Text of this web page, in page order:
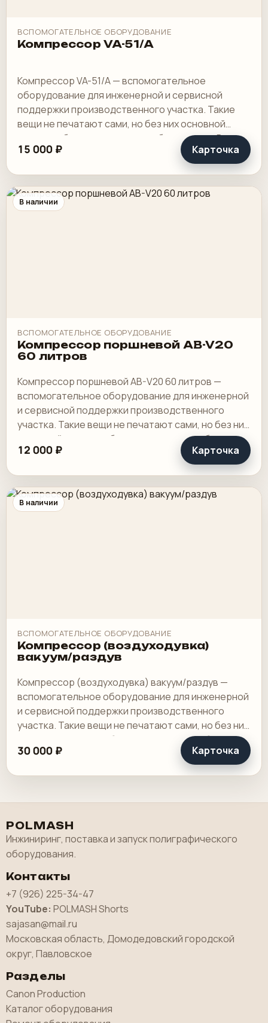
ВСПОМОГАТЕЛЬНОЕ ОБОРУДОВАНИЕ
Компрессор VA-51/A
Компрессор VA-51/A — вспомогательное
оборудование для инженерной и сервисной
поддержки производственного участка. Такие
вещи не печатают сами, но без них основной
контур работает хуже или вообще встает. В цехе
ценность.
15 000 ₽ Карточка
В наличии
ВСПОМОГАТЕЛЬНОЕ ОБОРУДОВАНИЕ
Компрессор поршневой AB-V20
60 литров
Компрессор поршневой AB-V20 60 литров —
вспомогательное оборудование для инженерной
и сервисной поддержки производственного
участка. Такие вещи не печатают сами, но без них
основной контур работает хуже или вообще.
12 000 ₽ Карточка
В наличии
ВСПОМОГАТЕЛЬНОЕ ОБОРУДОВАНИЕ
Компрессор (воздуходувка)
вакуум/раздув
Компрессор (воздуходувка) вакуум/раздув —
вспомогательное оборудование для инженерной
и сервисной поддержки производственного
участка. Такие вещи не печатают сами, но без них
основной контур работает хуже или вообще.
30 000 ₽ Карточка
POLMASH
Инжиниринг, поставка и запуск полиграфического
оборудования.
Контакты
+7 (926) 225-34-47
YouTube: POLMASH Shorts
sajasan@mail.ru
Московская область, Домодедовский городской
округ, Павловское
Разделы
Canon Production
Каталог оборудования